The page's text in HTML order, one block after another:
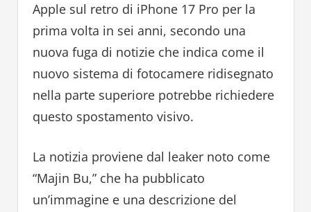
Apple sul retro di iPhone 17 Pro per la
prima volta in sei anni, secondo una
nuova fuga di notizie che indica come il
nuovo sistema di fotocamere ridisegnato
nella parte superiore potrebbe richiedere
questo spostamento visivo.
La notizia proviene dal leaker noto come
“Majin Bu,” che ha pubblicato
un’immagine e una descrizione del